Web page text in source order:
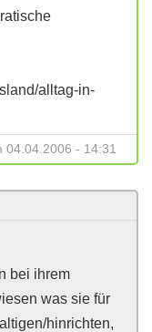
alltag-in-
04.04.2006 - 14:31
bei ihrem
was sie für
hinrichten,